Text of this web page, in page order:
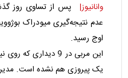
وانانیوز|
پس از تساوی روز
عدم نتیجه‌گیری میودراک
اوج رسید.
این مربی در 9
یک پیروزی هم نشده است.